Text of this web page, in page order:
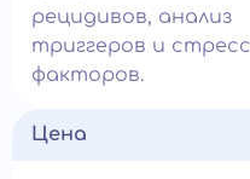
рецидивов, анализ
триггеров и
факторов.
Цена